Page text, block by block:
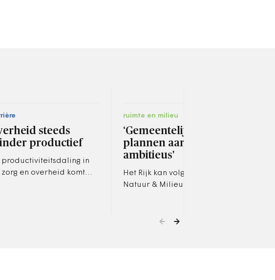
steeds
productief
productiviteitsdaling in
zorg en overheid komt
ruimte en milieu
‘Gemeentelijke
plannen aardgas niet
ambitieus'
Het Rijk kan volgens de
Natuur & Milieu veel